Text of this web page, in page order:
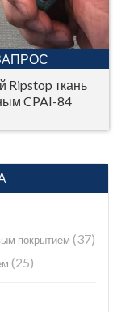
Ripstop ткань
CPAI-84
покрытием (37)
(25)